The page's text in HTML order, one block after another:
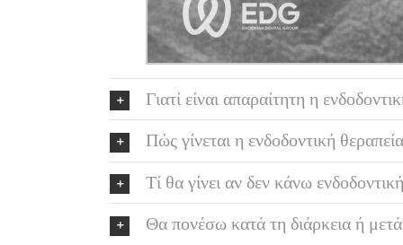
Γιατί είναι απαραίτητη η
Πώς γίνεται η ενδοδοντική
Τί θα γίνει αν δεν κάνω
Θα πονέσω κατά τη διάρκεια ή